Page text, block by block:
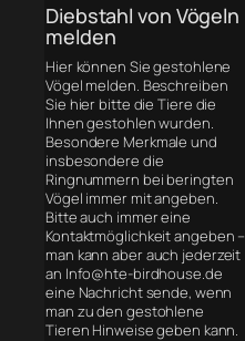
Diebstahl von Vögeln
melden
Hier können Sie gestohlene
Vögel melden. Beschreiben
Sie hier bitte die Tiere die
Ihnen gestohlen wurden.
Besondere Merkmale und
insbesondere die
Ringnummern bei beringten
Vögel immer mit angeben.
Bitte auch immer eine
Kontaktmöglichkeit angeben –
man kann aber auch jederzeit
an Info@hte-birdhouse.de
eine Nachricht sende, wenn
man zu den gestohlene
Tieren Hinweise geben kann.